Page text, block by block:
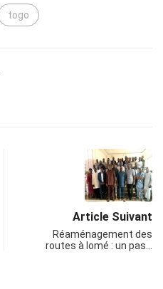
togo
Article Suivant
Réaménagement des
routes à lomé : un pas…